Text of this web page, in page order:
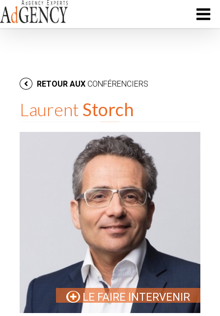
RETOUR AUX CONFÉRENCIERS
Laurent Storch
LE FAIRE INTERVENIR